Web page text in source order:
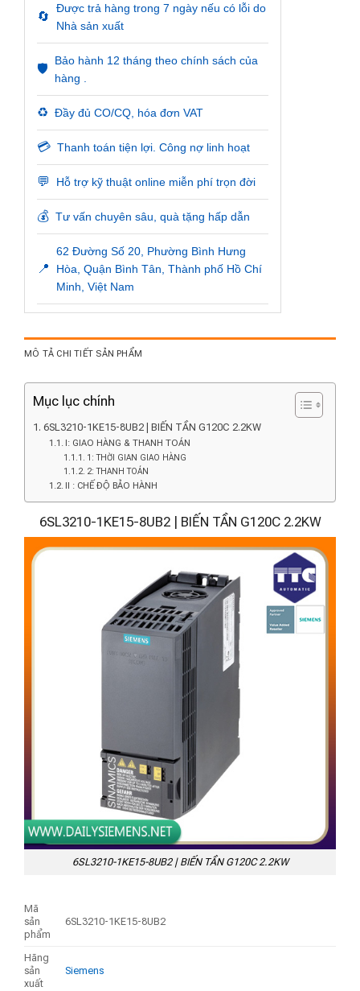
🔄
Được trả hàng trong 7 ngày nếu có lỗi do
Nhà sản xuất
🛡️
Bảo hành 12 tháng theo chính sách của
hàng .
♻️ Đầy đủ CO/CQ, hóa đơn VAT
💳 Thanh toán tiện lợi. Công nợ linh hoạt
💬 Hỗ trợ kỹ thuật online miễn phí trọn đời
💰 Tư vấn chuyên sâu, quà tặng hấp dẫn
📍
62 Đường Số 20, Phường Bình Hưng
Hòa, Quận Bình Tân, Thành phố Hồ Chí
Minh, Việt Nam
MÔ TẢ CHI TIẾT SẢN PHẨM
Mục lục chính
6SL3210-1KE15-8UB2 | BIẾN TẦN G120C 2.2KW
I: GIAO HÀNG & THANH TOÁN
1: THỜI GIAN GIAO HÀNG
2: THANH TOÁN
II : CHẾ ĐỘ BẢO HÀNH
6SL3210-1KE15-8UB2 | BIẾN TẦN G120C 2.2KW
6SL3210-1KE15-8UB2 | BIẾN TẦN G120C 2.2KW
Mã
sản
phẩm
6SL3210-1KE15-8UB2
Hãng
sản
xuất
Siemens